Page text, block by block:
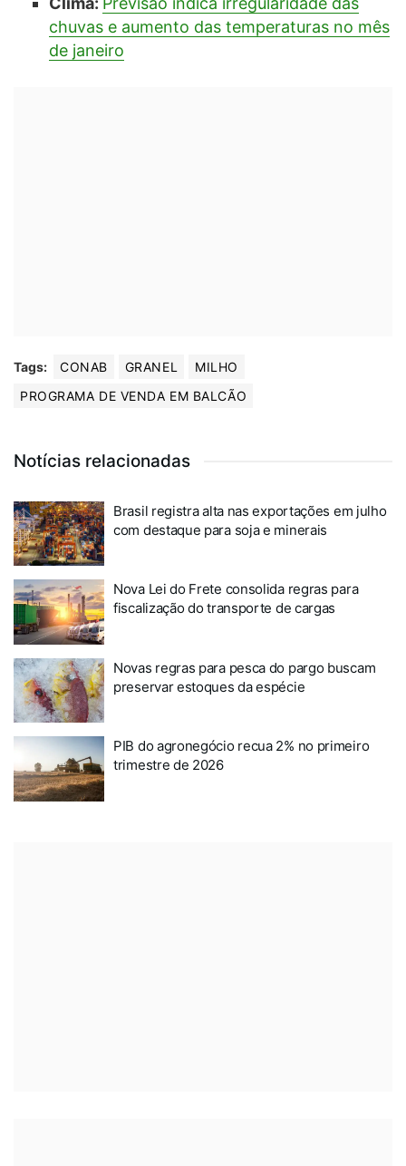
chuvas e aumento das temperaturas no mês
de janeiro
Tags: CONAB GRANEL
MILHO
PROGRAMA DE VENDA EM BALCÃO
Notícias relacionadas
Brasil registra alta nas exportações em julho
com destaque para soja e minerais
Nova Lei do Frete consolida regras para
fiscalização do transporte de cargas
Novas regras para pesca do pargo buscam
preservar estoques da espécie
PIB do agronegócio recua 2% no primeiro
trimestre de 2026